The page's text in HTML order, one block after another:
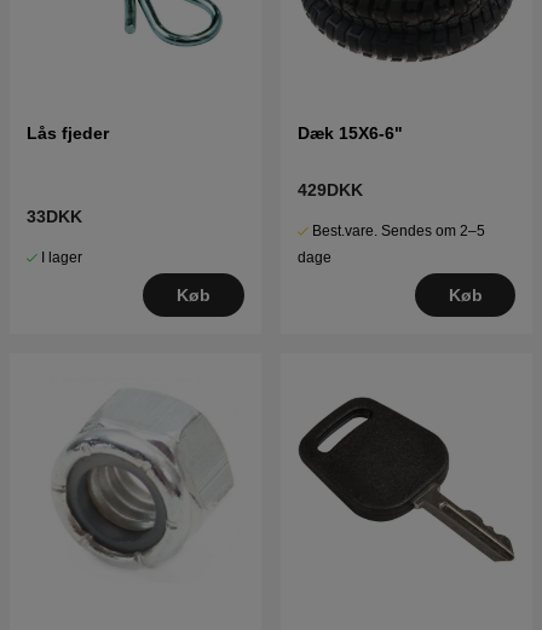
Lås fjeder
33DKK
I lager
Køb
Dæk 15X6-6"
429DKK
Best.vare. Sendes om 2–5
dage
Køb